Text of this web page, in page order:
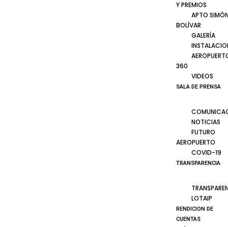
Y PREMIOS
APTO
BOLÍVAR
GALERÍA
360
VIDEOS
SALA DE PRENSA
NOTICIAS
FUTURO
AEROPUERTO
COVID-19
TRANSPARENCIA
LOTAIP
RENDICION DE
CUENTAS